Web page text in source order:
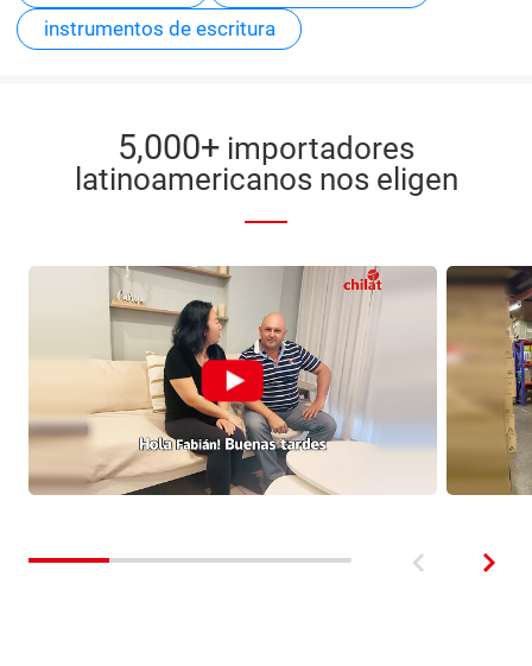
instrumentos de escritura
5,000+ importadores
latinoamericanos nos eligen